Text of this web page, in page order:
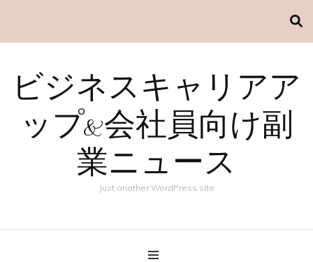
ビジネスキャリアア
ップ&会社員向け副
業ニュース
Just another WordPress site